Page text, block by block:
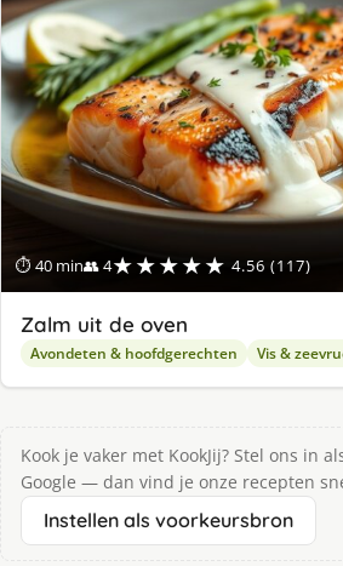
⏱ 40 min👥 4★★★★★ 4.56 (117)
Zalm uit de oven
Avondeten & hoofdgerechten Vis &
Kook je vaker met KookJij? Stel ons in
Google — dan vind je onze recepten
Instellen als voorkeursbron